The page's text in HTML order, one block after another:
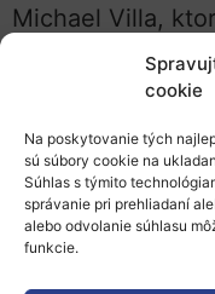
cookie
Na poskytovanie tých
sú súbory cookie na
Súhlas s týmito
správanie pri prehliadaní
alebo odvolanie súhlasu
funkcie.
Michael Villa,
SmartEn naprieč
rýchlo a lacno
s tým môžu
Nasledovať
zameria na
energetiky: aké